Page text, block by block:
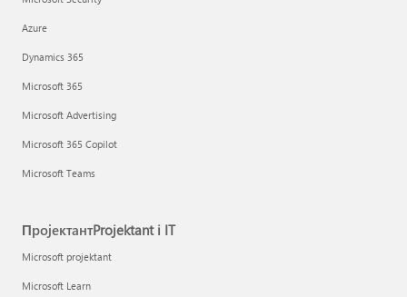
Azure
Dynamics 365
Microsoft 365
Microsoft Advertising
Microsoft 365 Copilot
Microsoft Teams
ПројектантProjektant i IT
Microsoft projektant
Microsoft Learn